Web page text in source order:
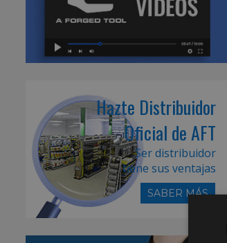
Hazte Distribuidor
Oficial de AFT
Ser distribuidor
tiene sus ventajas
SABER MÁS